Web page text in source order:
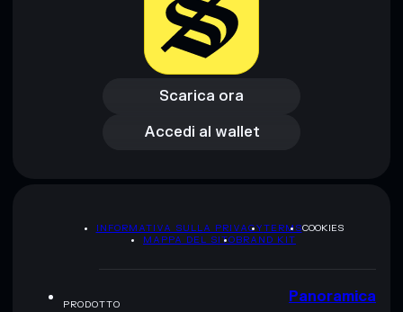
Scarica ora
Scarica ora
Accedi al wallet
Accedi al wallet
INFORMATIVA SULLA PRIVACYTERMSCOOKIES
MAPPA DEL SITOBRAND KIT
PRODOTTO Panoramica